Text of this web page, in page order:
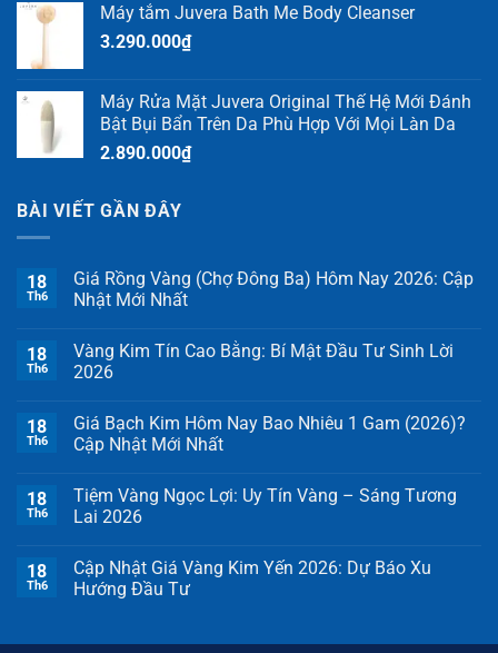
Máy tắm Juvera Bath Me Body Cleanser
3.290.000₫
Máy Rửa Mặt Juvera Original Thế Hệ Mới Đánh
Bật Bụi Bẩn Trên Da Phù Hợp Với Mọi Làn Da
2.890.000₫
BÀI VIẾT GẦN ĐÂY
18
Th6
Giá Rồng Vàng (Chợ Đông Ba) Hôm Nay 2026: Cập
Nhật Mới Nhất
18
Th6
Vàng Kim Tín Cao Bằng: Bí Mật Đầu Tư Sinh Lời
2026
18
Th6
Giá Bạch Kim Hôm Nay Bao Nhiêu 1 Gam (2026)?
Cập Nhật Mới Nhất
18
Th6
Tiệm Vàng Ngọc Lợi: Uy Tín Vàng – Sáng Tương
Lai 2026
18
Th6
Cập Nhật Giá Vàng Kim Yến 2026: Dự Báo Xu
Hướng Đầu Tư